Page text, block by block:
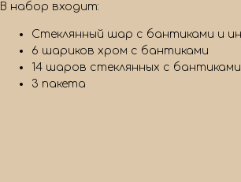
В набор входит:
Стеклянный шар с бантиками и
6 шариков хром с бантиками
14 шаров стеклянных с
3 пакета